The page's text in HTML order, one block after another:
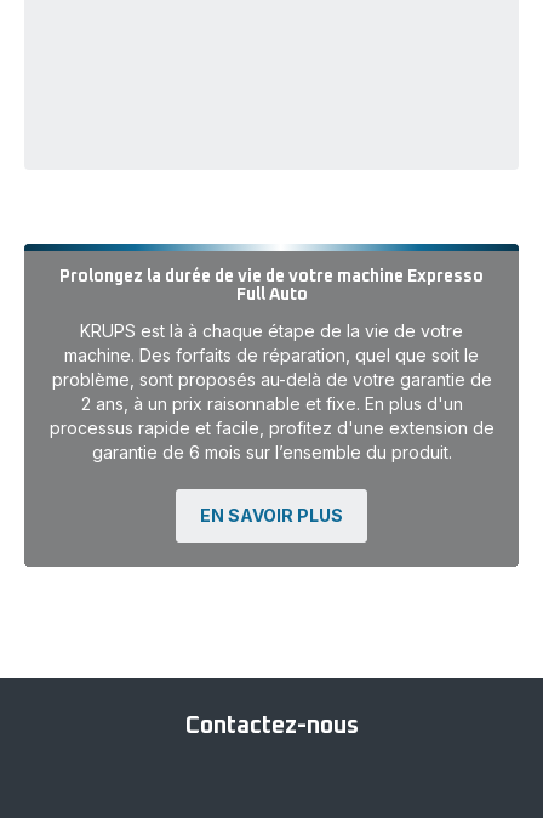
Prolongez la durée de vie de votre machine Expresso
Full Auto
KRUPS est là à chaque étape de la vie de votre
machine. Des forfaits de réparation, quel que soit le
problème, sont proposés au-delà de votre garantie de
2 ans, à un prix raisonnable et fixe. En plus d'un
processus rapide et facile, profitez d'une extension de
garantie de 6 mois sur l’ensemble du produit.
EN SAVOIR PLUS
Contactez-nous